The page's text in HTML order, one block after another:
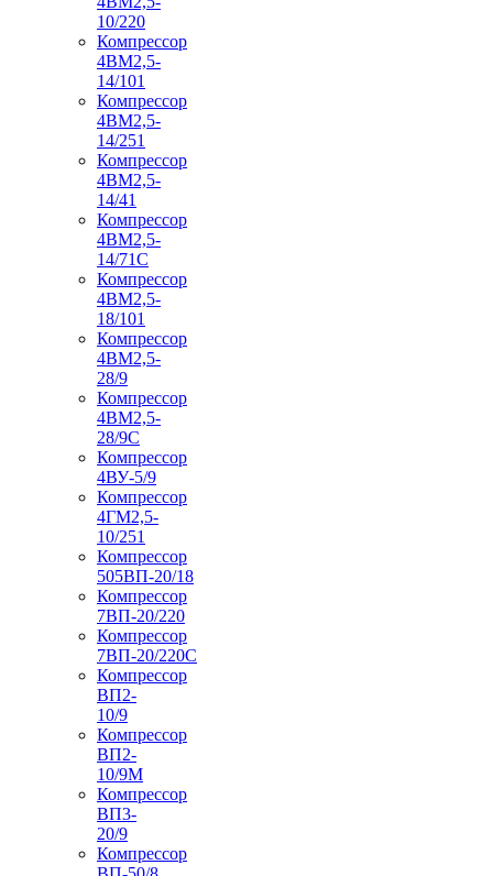
10/220
Компрессор
4ВМ2,5-
14/101
Компрессор
4ВМ2,5-
14/251
Компрессор
4ВМ2,5-
14/41
Компрессор
4ВМ2,5-
14/71C
Компрессор
4ВМ2,5-
18/101
Компрессор
4ВМ2,5-
28/9
Компрессор
4ВМ2,5-
28/9С
Компрессор
4ВУ-5/9
Компрессор
4ГМ2,5-
10/251
Компрессор
505ВП-20/18
Компрессор
7ВП-20/220
Компрессор
7ВП-20/220С
Компрессор
ВП2-
10/9
Компрессор
ВП2-
10/9М
Компрессор
ВП3-
20/9
Компрессор